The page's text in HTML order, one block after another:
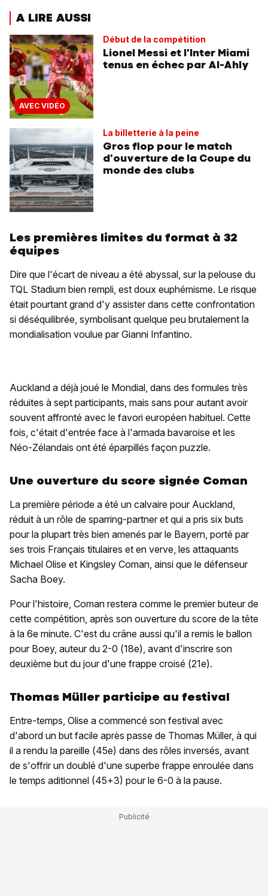
A LIRE AUSSI
AVEC VIDÉO
Début de la compétition
Lionel Messi et l'Inter Miami
tenus en échec par Al-Ahly
La billetterie à la peine
Gros flop pour le match
d'ouverture de la Coupe du
monde des clubs
Les premières limites du format à 32
équipes
Dire que l'écart de niveau a été abyssal, sur la pelouse du
TQL Stadium bien rempli, est doux euphémisme. Le risque
était pourtant grand d'y assister dans cette confrontation
si déséquilibrée, symbolisant quelque peu brutalement la
mondialisation voulue par Gianni Infantino.
Auckland a déjà joué le Mondial, dans des formules très
réduites à sept participants, mais sans pour autant avoir
souvent affronté avec le favori européen habituel. Cette
fois, c'était d'entrée face à l'armada bavaroise et les
Néo-Zélandais ont été éparpillés façon puzzle.
Une ouverture du score signée Coman
La première période a été un calvaire pour Auckland,
réduit à un rôle de sparring-partner et qui a pris six buts
pour la plupart très bien amenés par le Bayern, porté par
ses trois Français titulaires et en verve, les attaquants
Michael Olise et Kingsley Coman, ainsi que le défenseur
Sacha Boey.
Pour l'histoire, Coman restera comme le premier buteur de
cette compétition, après son ouverture du score de la tête
à la 6e minute. C'est du crâne aussi qu'il a remis le ballon
pour Boey, auteur du 2-0 (18e), avant d'inscrire son
deuxième but du jour d'une frappe croisé (21e).
Thomas Müller participe au festival
Entre-temps, Olise a commencé son festival avec
d'abord un but facile après passe de Thomas Müller, à qui
il a rendu la pareille (45e) dans des rôles inversés, avant
de s'offrir un doublé d'une superbe frappe enroulée dans
le temps aditionnel (45+3) pour le 6-0 à la pause.